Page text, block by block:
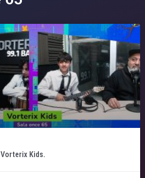
Kids.